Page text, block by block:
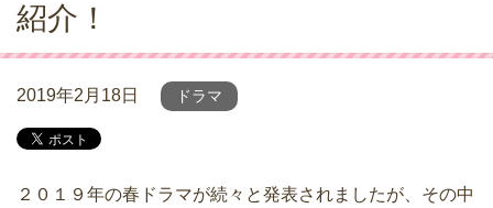
紹介！
2019年2月18日 ドラマ
２０１９年の春ドラマが続々と発表されましたが、その中